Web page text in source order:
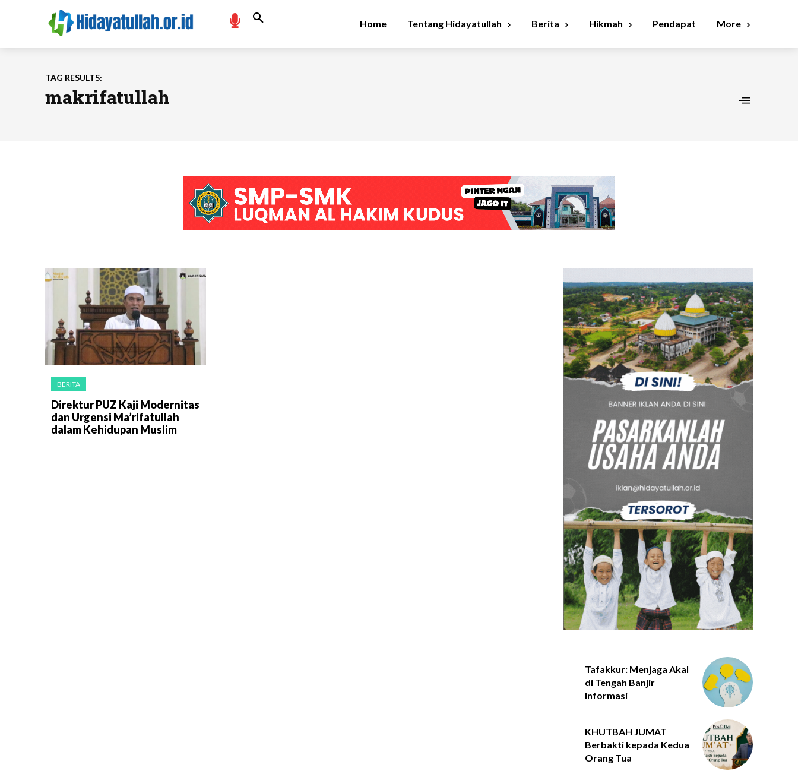
Home Tentang Hidayatullah Berita Hikmah Pendapat More
TAG RESULTS:
makrifatullah
BERITA
Direktur PUZ Kaji Modernitas
dan Urgensi Ma’rifatullah
dalam Kehidupan Muslim
Tafakkur: Menjaga Akal
di Tengah Banjir
Informasi
KHUTBAH JUMAT
Berbakti kepada Kedua
Orang Tua